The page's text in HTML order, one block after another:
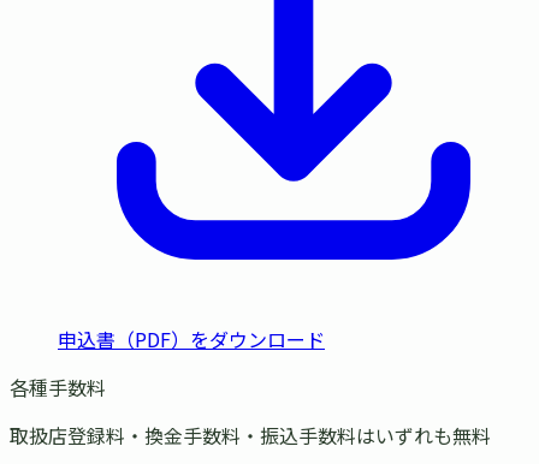
申込書（PDF）をダウンロード
各種手数料
取扱店登録料・換金手数料・振込手数料はいずれも無料